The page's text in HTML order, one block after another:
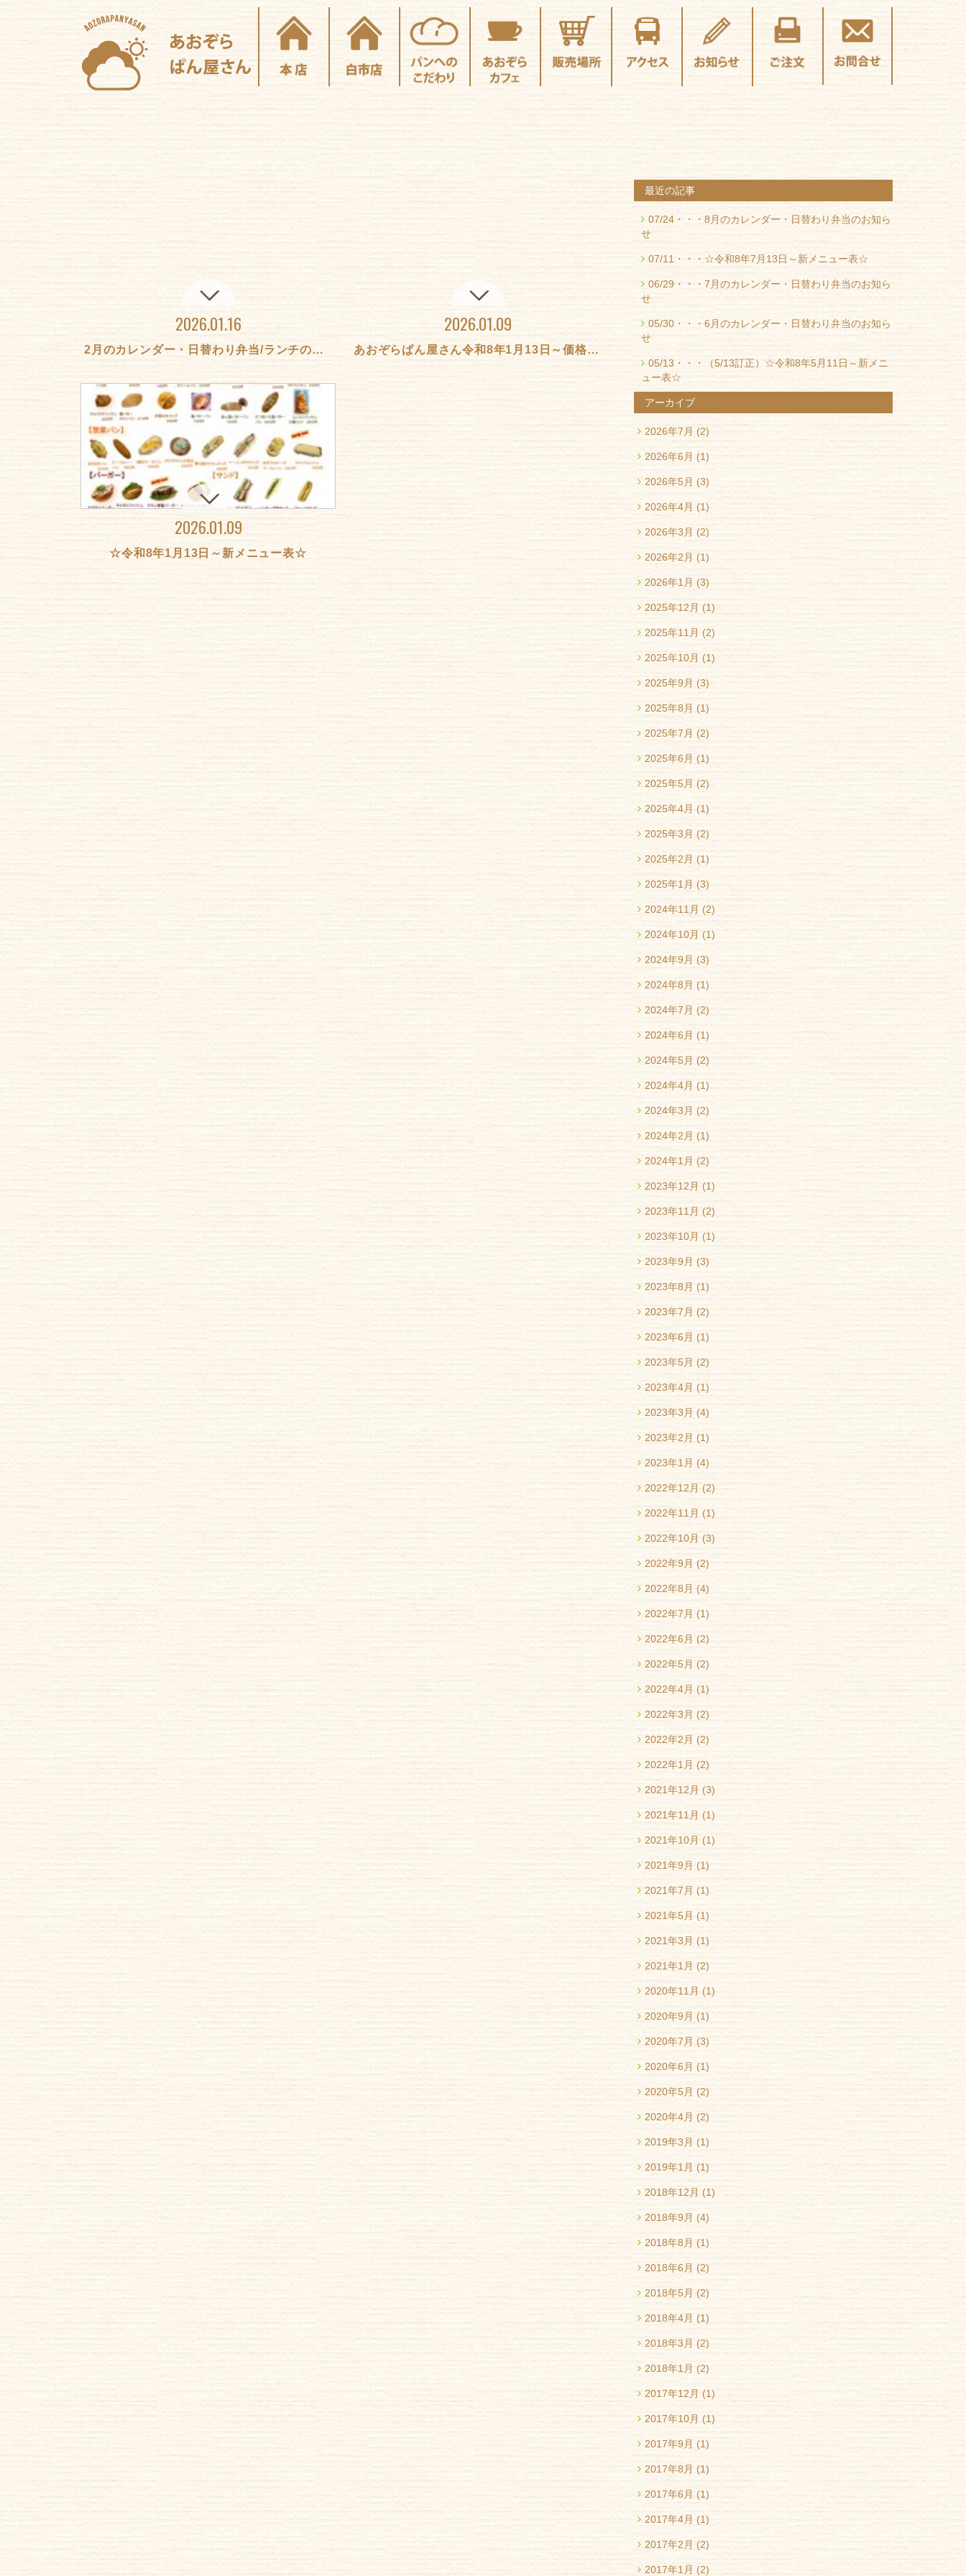
2026.01.16
2月のカレンダー・日替わり弁当/ランチのお知らせ
2026.01.09
あおぞらぱん屋さん令和8年1月13日～価格改定のお知らせ
2026.01.09
☆令和8年1月13日～新メニュー表☆
最近の記事
07/24・・・ 8月のカレンダー・日替わり弁当のお知ら
せ
07/11・・・ ☆令和8年7月13日～新メニュー表☆
06/29・・・ 7月のカレンダー・日替わり弁当のお知ら
せ
05/30・・・ 6月のカレンダー・日替わり弁当のお知ら
せ
05/13・・・
（5/13訂正）☆令和8年5月11日～新メニ
ュー表☆
アーカイブ
2026年7月 (2)
2026年6月 (1)
2026年5月 (3)
2026年4月 (1)
2026年3月 (2)
2026年2月 (1)
2026年1月 (3)
2025年12月 (1)
2025年11月 (2)
2025年10月 (1)
2025年9月 (3)
2025年8月 (1)
2025年7月 (2)
2025年6月 (1)
2025年5月 (2)
2025年4月 (1)
2025年3月 (2)
2025年2月 (1)
2025年1月 (3)
2024年11月 (2)
2024年10月 (1)
2024年9月 (3)
2024年8月 (1)
2024年7月 (2)
2024年6月 (1)
2024年5月 (2)
2024年4月 (1)
2024年3月 (2)
2024年2月 (1)
2024年1月 (2)
2023年12月 (1)
2023年11月 (2)
2023年10月 (1)
2023年9月 (3)
2023年8月 (1)
2023年7月 (2)
2023年6月 (1)
2023年5月 (2)
2023年4月 (1)
2023年3月 (4)
2023年2月 (1)
2023年1月 (4)
2022年12月 (2)
2022年11月 (1)
2022年10月 (3)
2022年9月 (2)
2022年8月 (4)
2022年7月 (1)
2022年6月 (2)
2022年5月 (2)
2022年4月 (1)
2022年3月 (2)
2022年2月 (2)
2022年1月 (2)
2021年12月 (3)
2021年11月 (1)
2021年10月 (1)
2021年9月 (1)
2021年7月 (1)
2021年5月 (1)
2021年3月 (1)
2021年1月 (2)
2020年11月 (1)
2020年9月 (1)
2020年7月 (3)
2020年6月 (1)
2020年5月 (2)
2020年4月 (2)
2019年3月 (1)
2019年1月 (1)
2018年12月 (1)
2018年9月 (4)
2018年8月 (1)
2018年6月 (2)
2018年5月 (2)
2018年4月 (1)
2018年3月 (2)
2018年1月 (2)
2017年12月 (1)
2017年10月 (1)
2017年9月 (1)
2017年8月 (1)
2017年6月 (1)
2017年4月 (1)
2017年2月 (2)
2017年1月 (2)